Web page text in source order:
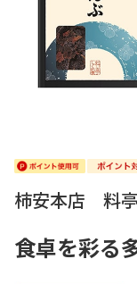
柿安本店 料
食卓を彩る